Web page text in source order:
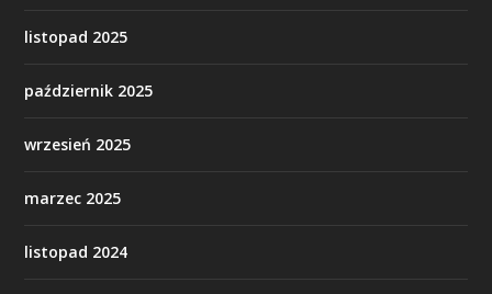
listopad 2025
październik 2025
wrzesień 2025
marzec 2025
listopad 2024